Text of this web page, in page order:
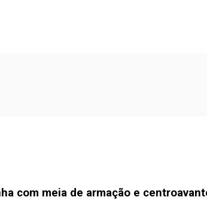
com meia de armação e